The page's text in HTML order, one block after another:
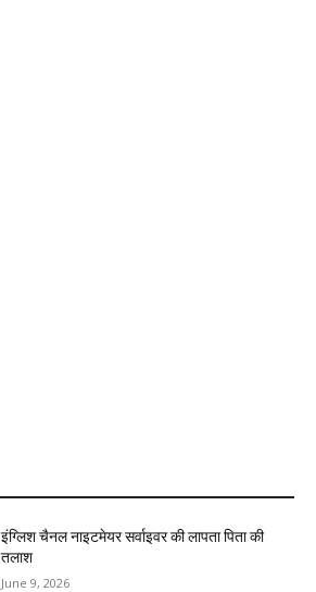
इंग्लिश चैनल नाइटमेयर सर्वाइवर की लापता पिता की
तलाश
June 9, 2026